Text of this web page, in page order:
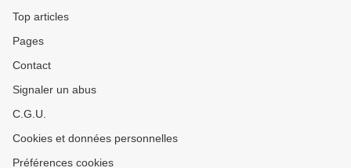
Top articles
Pages
Contact
Signaler un abus
C.G.U.
Cookies et données personnelles
Préférences cookies